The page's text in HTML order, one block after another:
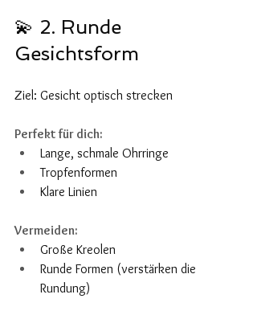
💫 2. Runde
Gesichtsform
Ziel: Gesicht optisch strecken
Perfekt für dich:
Lange, schmale Ohrringe
Tropfenformen
Klare Linien
Vermeiden:
Große Kreolen
Runde Formen (verstärken die
Rundung)